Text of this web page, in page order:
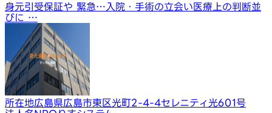
身元引受保証や 緊急… 入院・手術の立会い医療上の判断並
びに …
所在地広島県広島市東区光町2-4-4セレニティ光601号